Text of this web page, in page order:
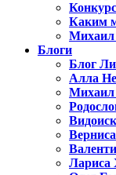
Каким
Блоги
Блог
Алла
Михаил
Лариса